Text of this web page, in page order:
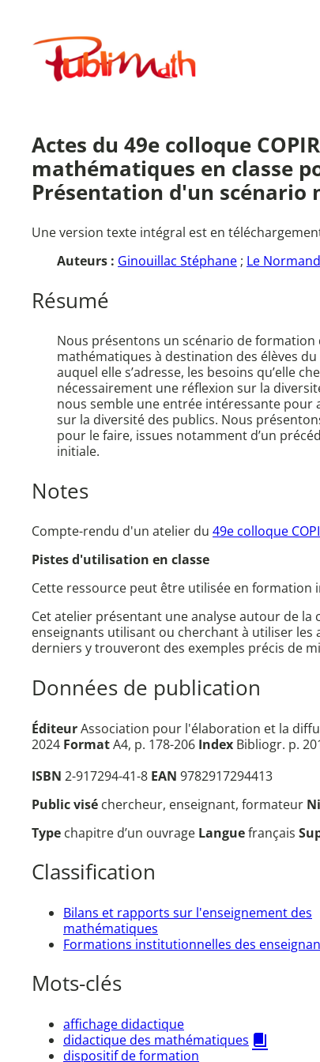
contenuPublimath
Actes du 49e colloque
mathématiques en classe
Présentation d'un scénario
Une version texte intégral est en
Auteurs : Ginouillac Stéphane ; Le
Résumé
Nous présentons un scénario de
mathématiques à destination des élèves
auquel elle s’adresse, les besoins qu’elle
nécessairement une réflexion sur la
nous semble une entrée intéressante
sur la diversité des publics. Nous
pour le faire, issues notamment d’un
initiale.
Notes
Compte-rendu d'un atelier du 49e colloque
Pistes d'utilisation en classe
Cette ressource peut être utilisée en formation
Cet atelier présentant une analyse autour de
enseignants utilisant ou cherchant à utiliser les
derniers y trouveront des exemples précis de
Données de publication
ÉditeurAssociation pour l'élaboration et la
2024 FormatA4, p. 178-206 Index Bibliogr. p.
ISBN 2-917294-41-8 EAN 9782917294413
Public visé chercheur, enseignant, formateur
Type chapitre d’un ouvrage Languefrançais
Classification
Bilans et rapports sur l'enseignement des
mathématiques
Formations institutionnelles des
Mots-clés
affichage didactique
didactique des mathématiques
dispositif de formation